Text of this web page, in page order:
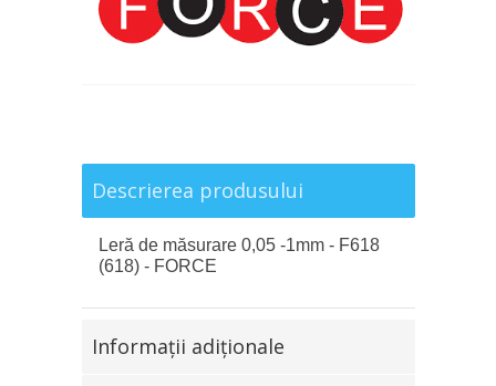
Descrierea produsului
Leră de măsurare 0,05 -1mm - F618
(618) - FORCE
Informaţii adiţionale